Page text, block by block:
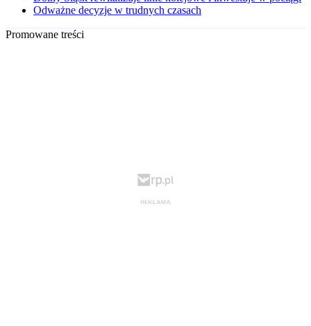
Odważne decyzje w trudnych czasach
Promowane treści